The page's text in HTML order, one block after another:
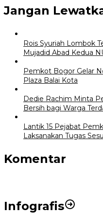
Jangan
Rois Syuriah Lombok
Mujadid Abad Kedua
Pemkot Bogor Gelar
Plaza Balai Kota
Dedie Rachim Minta
Bersih bagi Warga
Lantik 15 Pejabat
Laksanakan Tugas
Komentar
Infografis